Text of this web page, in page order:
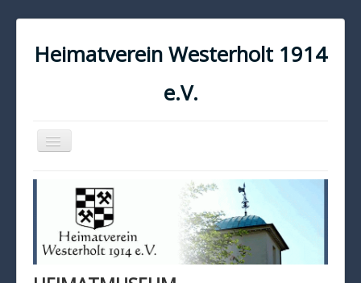
Heimatverein Westerholt 1914
e.V.
Navigation
an/aus
KONTAKT
IMPRESSUM
DATENSCHUTZ